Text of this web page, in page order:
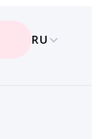
RU